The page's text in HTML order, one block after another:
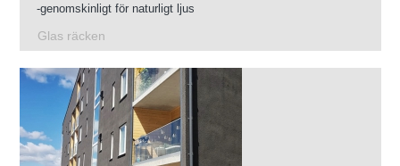
-genomskinligt för naturligt ljus
-Glas finns i olika färgnyanser
helst.
Glas räcken